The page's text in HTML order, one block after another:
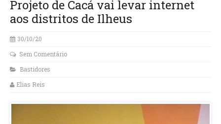
Projeto de Cacá vai levar internet
aos distritos de Ilheus
30/10/20
Sem Comentário
Bastidores
Elias Reis